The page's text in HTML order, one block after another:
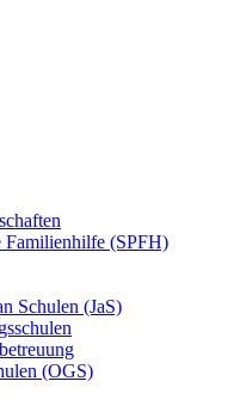
Familienhilfe (SPFH)
Schulen (JaS)
(OGS)